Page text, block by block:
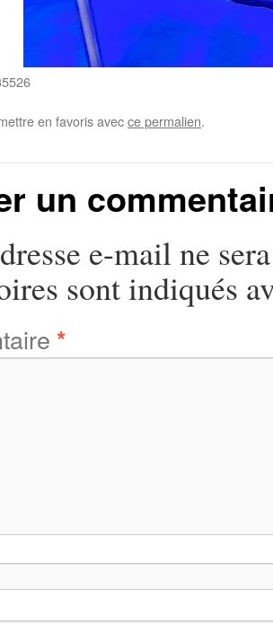
en favoris avecce permalien.
un
e-mail ne
sont indiqués
*